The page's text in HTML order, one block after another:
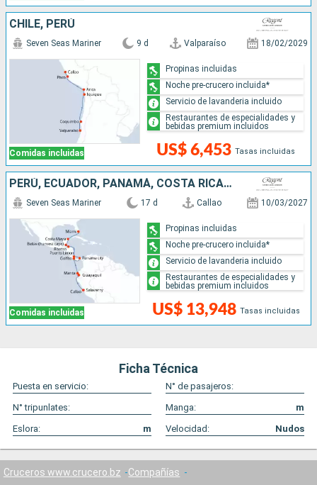
CHILE, PERÚ
Comidas incluidas
Seven Seas Mariner 9 d Valparaíso 18/02/2029
US$ 6,453 Tasas incluidas
Propinas incluidas
Noche pre-crucero incluida*
Servicio de lavanderia incluido
Restaurantes de especialidades y
bebidas premium incluidos
PERÚ, ECUADOR, PANAMÁ, COSTA RICA, HONDURAS, BELICE, MÉXICO, ESTADOS UNIDOS
Comidas incluidas
Seven Seas Mariner 17 d Callao 10/03/2027
US$ 13,948 Tasas incluidas
Propinas incluidas
Noche pre-crucero incluida*
Servicio de lavanderia incluido
Restaurantes de especialidades y
bebidas premium incluidos
Ficha Técnica
Puesta en servicio:
N° de pasajeros:
N° tripunlates:
Manga:
m
Eslora:
m Velocidad: Nudos
Cruceros www.crucero.bz
Compañías